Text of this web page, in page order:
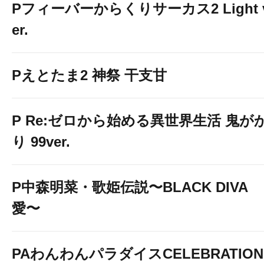
Pフィーバーからくりサーカス2 Light
er.
Pえとたま2 神祭 干支甘
P Re:ゼロから始める異世界生活 鬼が
り 99ver.
P中森明菜・歌姫伝説〜BLACK DIVA
愛〜
PAわんわんパラダイスCELEBRATION